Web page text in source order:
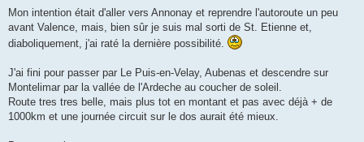
Mon intention était d'aller vers Annonay et reprendre l'autoroute un peu
avant Valence, mais, bien sûr je suis mal sorti de St. Etienne et,
diaboliquement, j'ai raté la dernière possibilité.
J'ai fini pour passer par Le Puis-en-Velay, Aubenas et descendre sur
Montelimar par la vallée de l'Ardeche au coucher de soleil.
Route tres tres belle, mais plus tot en montant et pas avec déjà + de
1000km et une journée circuit sur le dos aurait été mieux.